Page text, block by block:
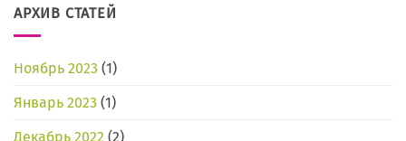
АРХИВ СТАТЕЙ
Ноябрь 2023 (1)
Январь 2023 (1)
Декабрь 2022 (2)